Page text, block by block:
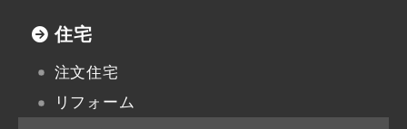
住宅
注文住宅
リフォーム